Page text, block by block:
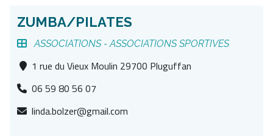
ZUMBA/PILATES
ASSOCIATIONS - ASSOCIATIONS SPORTIVES
1 rue du Vieux Moulin 29700 Pluguffan
06 59 80 56 07
linda.bolzer@gmail.com